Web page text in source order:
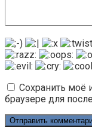
Сохранить моё
браузере для